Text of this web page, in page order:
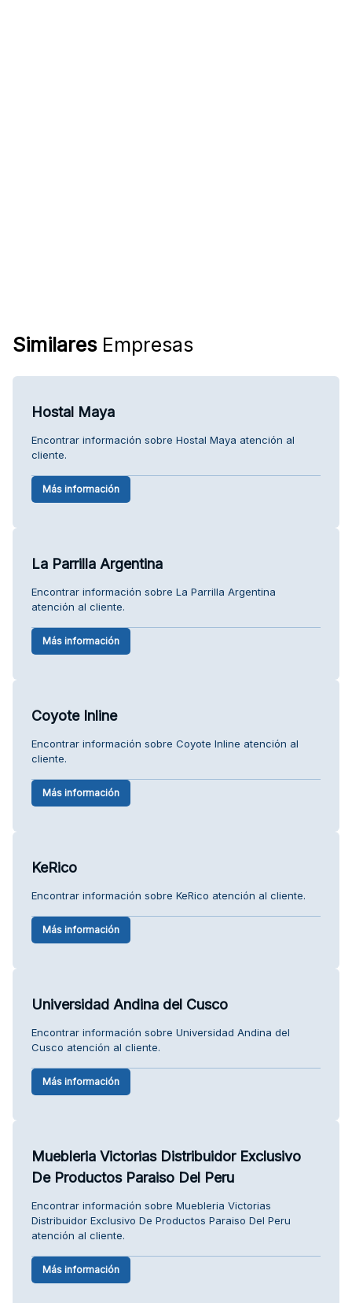
SimilaresEmpresas
Hostal Maya
Encontrar información sobre Hostal Maya atención al
cliente.
Más información
La Parrilla Argentina
Encontrar información sobre La Parrilla Argentina
atención al cliente.
Más información
Coyote Inline
Encontrar información sobre Coyote Inline atención al
cliente.
Más información
KeRico
Encontrar información sobre KeRico atención al cliente.
Más información
Universidad Andina del Cusco
Encontrar información sobre Universidad Andina del
Cusco atención al cliente.
Más información
Muebleria Victorias Distribuidor Exclusivo
De Productos Paraiso Del Peru
Encontrar información sobre Muebleria Victorias
Distribuidor Exclusivo De Productos Paraiso Del Peru
atención al cliente.
Más información